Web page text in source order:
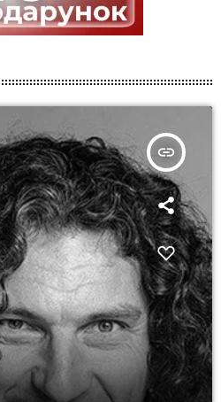
insert_link